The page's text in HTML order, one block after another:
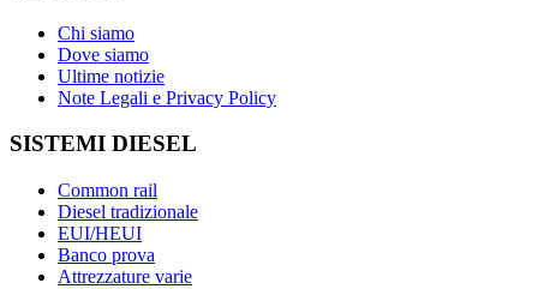
Chi siamo
Dove siamo
Ultime notizie
Note Legali e Privacy Policy
SISTEMI DIESEL
Common rail
Diesel tradizionale
EUI/HEUI
Banco prova
Attrezzature varie